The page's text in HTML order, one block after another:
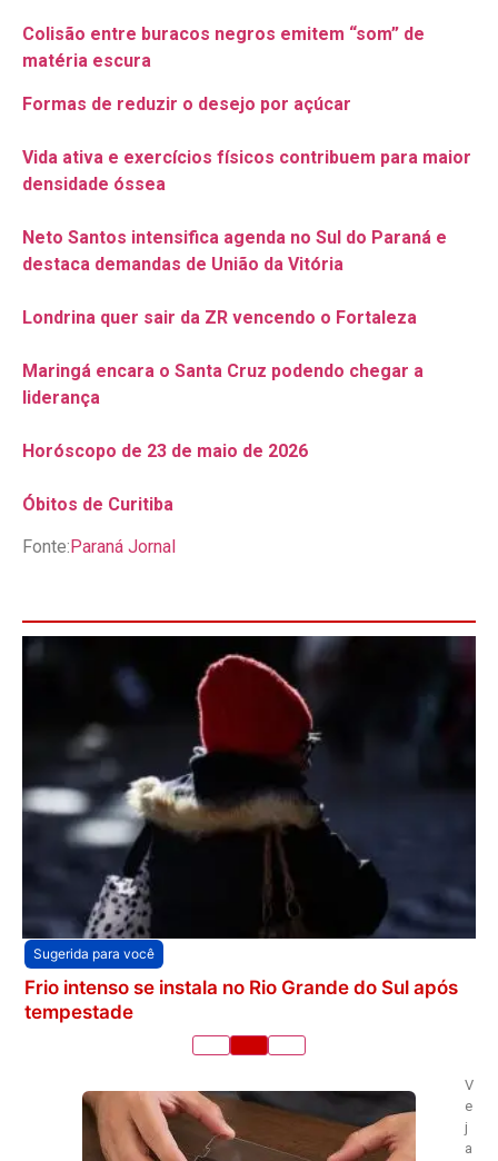
Colisão entre buracos negros emitem “som” de
matéria escura
Formas de reduzir o desejo por açúcar
Vida ativa e exercícios físicos contribuem para maior
densidade óssea
Neto Santos intensifica agenda no Sul do Paraná e
destaca demandas de União da Vitória
Londrina quer sair da ZR vencendo o Fortaleza
Maringá encara o Santa Cruz podendo chegar a
liderança
Horóscopo de 23 de maio de 2026
Óbitos de Curitiba
Fonte:Paraná Jornal
Sugerida para você
Frio intenso se instala no Rio Grande do Sul após
tempestade
V
e
j
a